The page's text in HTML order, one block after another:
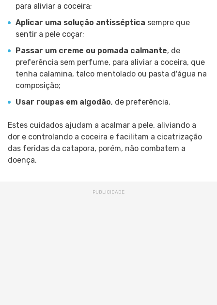
para aliviar a coceira;
Aplicar uma solução antisséptica sempre que
sentir a pele coçar;
Passar um creme ou pomada calmante, de
preferência sem perfume, para aliviar a coceira, que
tenha calamina, talco mentolado ou pasta d'água na
composição;
Usar roupas em algodão, de preferência.
Estes cuidados ajudam a acalmar a pele, aliviando a
dor e controlando a coceira e facilitam a cicatrização
das feridas da catapora, porém, não combatem a
doença.